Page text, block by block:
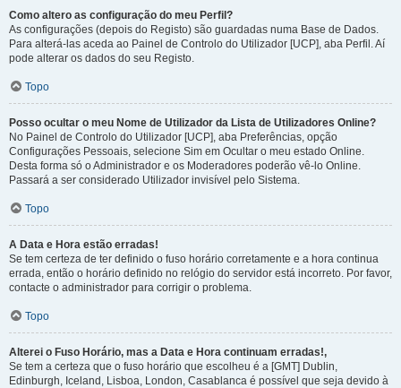
Como altero as configuração do meu Perfil?
As configurações (depois do Registo) são guardadas numa Base de Dados.
Para alterá-las aceda ao Painel de Controlo do Utilizador [UCP], aba Perfil. Aí
pode alterar os dados do seu Registo.
Topo
Posso ocultar o meu Nome de Utilizador da Lista de Utilizadores Online?
No Painel de Controlo do Utilizador [UCP], aba Preferências, opção
Configurações Pessoais, selecione Sim em Ocultar o meu estado Online.
Desta forma só o Administrador e os Moderadores poderão vê-lo Online.
Passará a ser considerado Utilizador invisível pelo Sistema.
Topo
A Data e Hora estão erradas!
Se tem certeza de ter definido o fuso horário corretamente e a hora continua
errada, então o horário definido no relógio do servidor está incorreto. Por favor,
contacte o administrador para corrigir o problema.
Topo
Alterei o Fuso Horário, mas a Data e Hora continuam erradas!,
Se tem a certeza que o fuso horário que escolheu é a [GMT] Dublin,
Edinburgh, Iceland, Lisboa, London, Casablanca é possível que seja devido à